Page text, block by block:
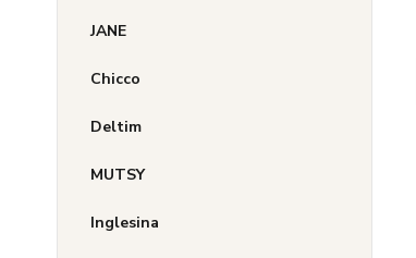
JANE
Chicco
Deltim
MUTSY
Inglesina